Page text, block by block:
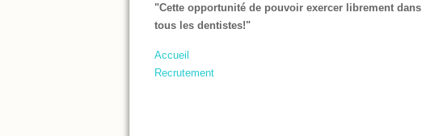
"Cette opportunité de pouvoir exercer librement
tous les dentistes!"
Accueil
Recrutement